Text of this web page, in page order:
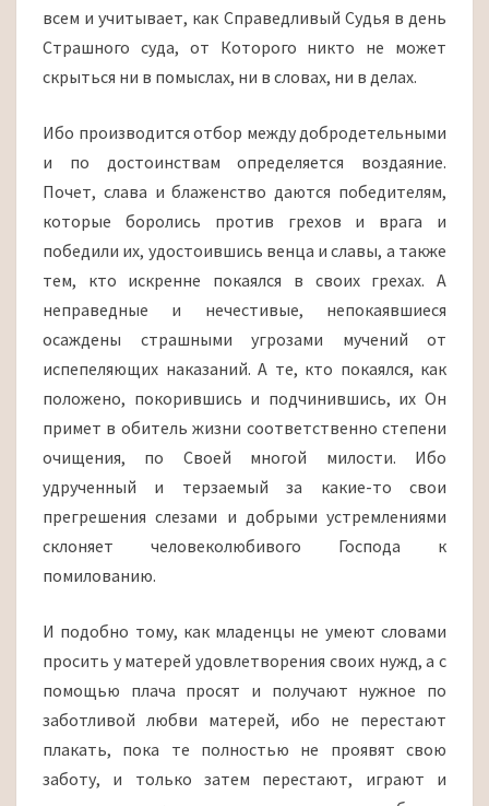
всем и учитывает, как Справедливый Судья в день
Страшного суда, от Которого никто не может
скрыться ни в помыслах, ни в словах, ни в делах.
Ибо производится отбор между добродетельными
и по достоинствам определяется воздаяние.
Почет, слава и блаженство даются победителям,
которые боролись против грехов и врага и
победили их, удостоившись венца и славы, а также
тем, кто искренне покаялся в своих грехах. А
неправедные и нечестивые, непокаявшиеся
осаждены страшными угрозами мучений от
испепеляющих наказаний. А те, кто покаялся, как
положено, покорившись и подчинившись, их Он
примет в обитель жизни соответственно степени
очищения, по Своей многой милости. Ибо
удрученный и терзаемый за какие-то свои
прегрешения слезами и добрыми устремлениями
склоняет человеколюбивого Господа к
помилованию.
И подобно тому, как младенцы не умеют словами
просить у матерей удовлетворения своих нужд, а с
помощью плача просят и получают нужное по
заботливой любви матерей, ибо не перестают
плакать, пока те полностью не проявят свою
заботу, и только затем перестают, играют и